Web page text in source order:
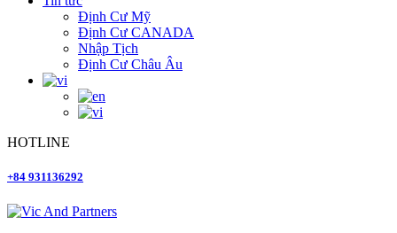
Định Cư Mỹ
Định Cư CANADA
Nhập Tịch
Định Cư Châu Âu
HOTLINE
+84 931136292